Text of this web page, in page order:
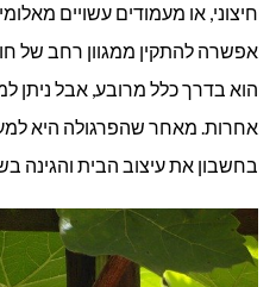
חיצוני, או מעמודים עשויים
אפשרה להתקין ממגוון רחב של
הוא בדרך כלל מרובע, אבל ניתן
אחרות. מאחר שהפרגולה היא
בחשבון את עיצוב הבית והגינה